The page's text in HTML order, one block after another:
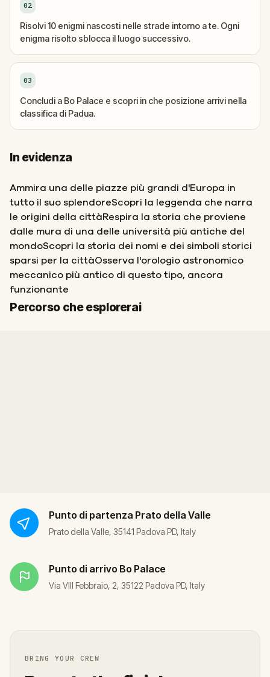
02
Risolvi 10 enigmi nascosti nelle strade intorno a te. Ogni
enigma risolto sblocca il luogo successivo.
03
Concludi a Bo Palace e scopri in che posizione arrivi nella
classifica di Padua.
In evidenza
Ammira una delle piazze più grandi d'Europa in
tutto il suo splendoreScopri la leggenda che narra
le origini della cittàRespira la storia che proviene
dalle mura di una delle università più antiche del
mondoScopri la storia dei nomi e dei simboli storici
sparsi per la cittàOsserva l'orologio astronomico
meccanico più antico di questo tipo, ancora
funzionante
Percorso che esplorerai
Inizio
Fine
Punto di partenza Prato della Valle
Prato della Valle, 35141 Padova PD, Italy
Punto di arrivo Bo Palace
Via VIII Febbraio, 2, 35122 Padova PD, Italy
BRING YOUR CREW